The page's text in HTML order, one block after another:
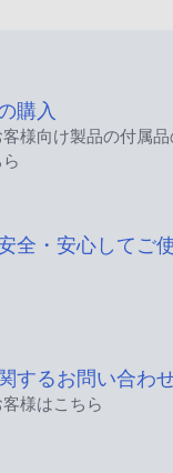
購入
様向け製品の付属
全・安心してご
するお問い合わ
様はこちら